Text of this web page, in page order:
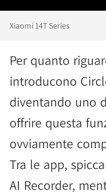
Xiaomi 14T Series
Per quanto
introducono
diventando uno
offrire questa
ovviamente
Tra le app,
AI Recorder,